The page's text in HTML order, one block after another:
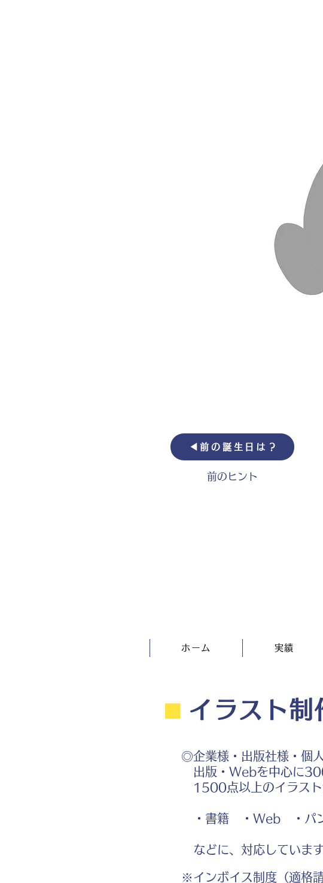
◀︎前の誕生日は？
前のヒント
ホーム 実績
⬛︎ イラスト制
◎企業様・出版社様・個
出版・Webを中心に
1500点以上のイラスト
・書籍 ・Web ・パ
などに、対応しています
※インボイス制度（適格